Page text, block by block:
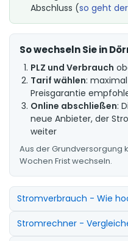
Abschluss (so geht
So wechseln Sie in
PLZ und Verbrauch
Tarif wählen:
Preisgarantie
Online abschließen:
neue Anbieter, der
weiter
Aus der Grundversorgung
Wochen Frist wechseln.
Stromverbrauch - Wie
Stromrechner -